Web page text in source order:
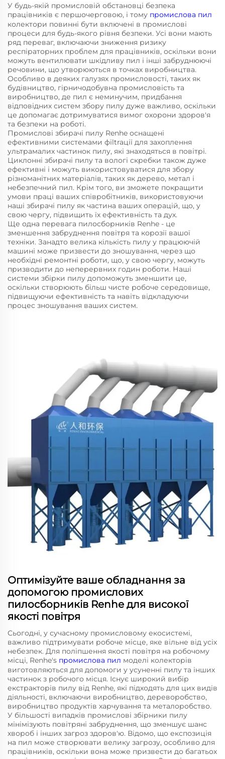
У будь-якій промисловій обстановці безпека
працівників є першочерговою, і тому промислова пил
колектори повинні бути включені в промислові
процеси для будь-якого рівня безпеки. Усі вони мають
ряд переваг, включаючи зниження ризику
респіраторних проблем для працівників, оскільки вони
можуть вентилювати шкідливу пил і інші забруднюючі
речовини, що утворюються в точках виробництва.
Особливо в деяких галузях промисловості, таких як
будівництво, гірничодобувна промисловість та
виробництво, де пил є неминучим, придбання
відповідних систем збору пилу дуже важливо, оскільки
це допомагає дотримуватися вимог охорони здоров'я
та безпеки на роботі.
Промислові збирачі пилу Renhe оснащені
ефективними системами фіltraції для захоплення
ультрамалих частинок пилу, які знаходяться в повітрі.
Циклонні збирачі пилу та вологі скребки також дуже
ефективні і можуть використовуватися для збору
різноманітних матеріалів, таких як дерево, метал і
небезпечний пил. Крім того, ви зможете покращити
умови праці ваших співробітників, використовуючи
наші збирачі пилу як частина ваших операцій, що, у
свою чергу, підвищить їх ефективність та дух.
Ще одна перевага пилосборників Renhe - це
зменшення забруднення повітря та корозії вашої
техніки. Занадто велика кількість пилу у працюючій
машині може призвести до зношування, через що
необхідні ремонтні роботи, що, у свою чергу, можуть
призводити до неперервних годин роботи. Наші
системи збірки пилу допоможуть зменшити це,
оскільки створюють більш чисте робоче середовище,
підвищуючи ефективність та навіть відкладуючи
процес зношування ваших систем.
Оптимізуйте ваше обладнання за
допомогою промислових
пилосборників Renhe для високої
якості повітря
Сьогодні, у сучасному промисловому екосистемі,
важливо підтримувати робоче місце, яке вільне від усіх
небезпек. Для поліпшення якості повітря на робочому
місці, Renhe's промислова пил моделі колекторів
виготовляються для допомоги у усуненні пилу та інших
частинок з робочого місця. Існує широкий вибір
екстракторів пилу від Renhe, які підходять для цих видів
діяльності, включаючи виробництво, дереворобство,
виробництво продуктів харчування та металоробство.
У більшості випадків промислові збірники пилу
мінімізують повітряні забруднення, що зменшує шанс
хвороб і інших загроз здоров'ю. Відомо, що експозиція
на пил може створювати велику загрозу, особливо для
працівників, оскільки вона може призвести до багатьох